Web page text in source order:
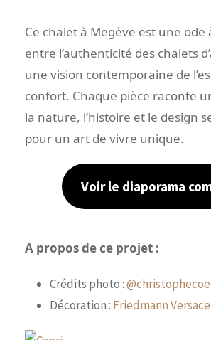
Ce chalet à Megève est une ode
entre l’authenticité des chalets
une vision contemporaine de
confort. Chaque pièce raconte
la nature, l’histoire et le design
pour un art de vivre unique.
Voir le diaporama
A propos de ce projet :
Crédits photo :
Décoration : Friedmann Versace